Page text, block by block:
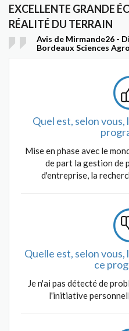
EXCELLENTE GRANDE
RÉALITÉ DU TERRAIN
Avis de Mirmande26 -
Bordeaux Sciences Agro
Quel est, selon
Mise en phase avec le
de part la gestion de
d'entreprise, la
Quelle est, selon
ce
Je n'ai pas détecté de
l'initiative